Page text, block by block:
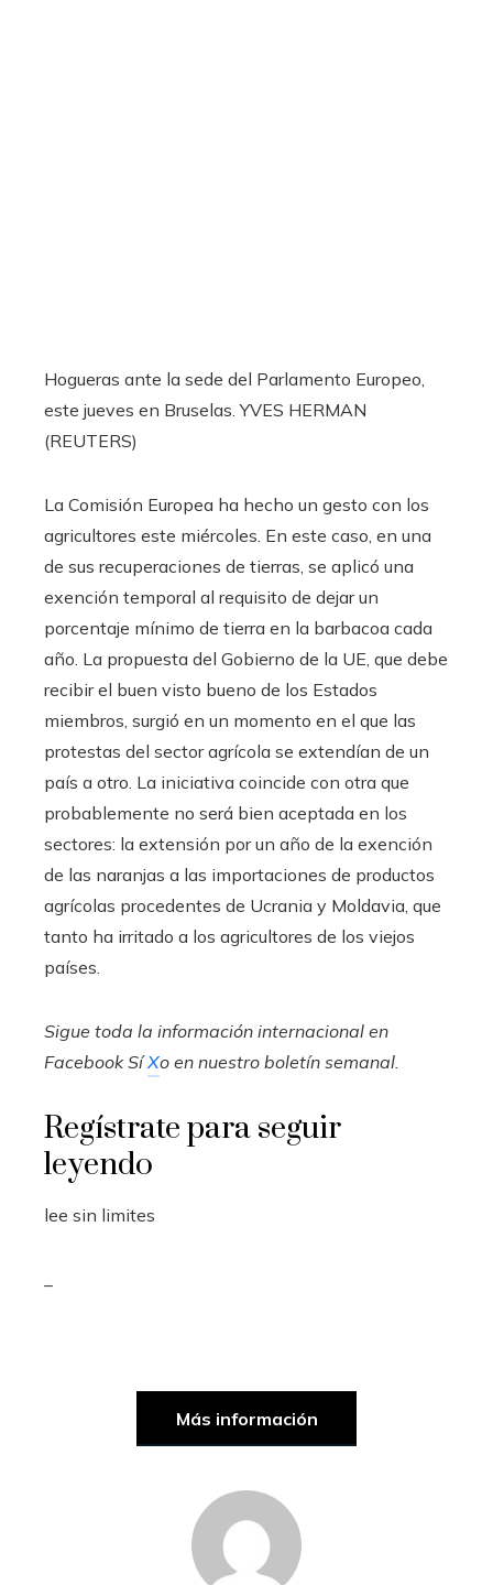
Hogueras ante la sede del Parlamento Europeo,
este jueves en Bruselas.YVES HERMAN
(REUTERS)
La Comisión Europea ha hecho un gesto con los
agricultores este miércoles. En este caso, en una
de sus recuperaciones de tierras, se aplicó una
exención temporal al requisito de dejar un
porcentaje mínimo de tierra en la barbacoa cada
año. La propuesta del Gobierno de la UE, que debe
recibir el buen visto bueno de los Estados
miembros, surgió en un momento en el que las
protestas del sector agrícola se extendían de un
país a otro. La iniciativa coincide con otra que
probablemente no será bien aceptada en los
sectores: la extensión por un año de la exención
de las naranjas a las importaciones de productos
agrícolas procedentes de Ucrania y Moldavia, que
tanto ha irritado a los agricultores de los viejos
países.
Sigue toda la información internacional en
FacebookSíXo en nuestro boletín semanal.
Regístrate para seguir
leyendo
lee sin limites
Más información